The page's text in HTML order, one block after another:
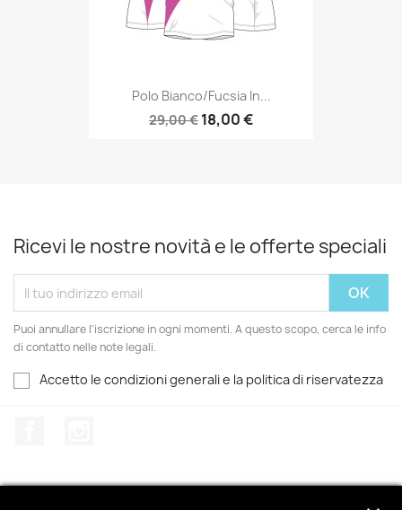
Polo Bianco/fucsia In...
29,00 € 18,00 €
Ricevi le nostre novità e le offerte speciali
Puoi annullare l'iscrizione in ogni momenti. A questo scopo, cerca le info
di contatto nelle note legali.
Accetto le condizioni generali e la politica di riservatezza